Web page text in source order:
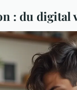
: du digital